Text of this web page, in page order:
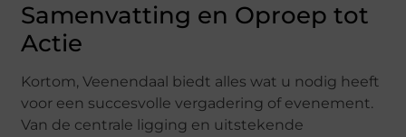
Samenvatting en Oproep tot
Actie
Kortom, Veenendaal biedt alles wat u nodig heeft
voor een succesvolle vergadering of evenement.
Van de centrale ligging en uitstekende